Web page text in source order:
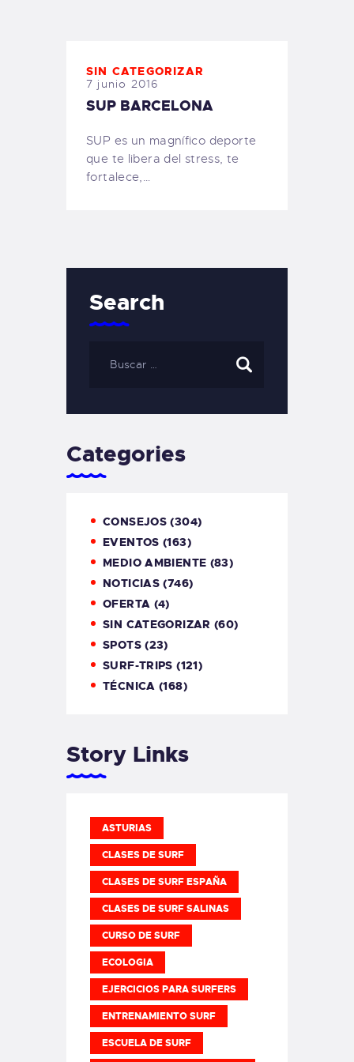
SIN CATEGORIZAR
7 junio 2016
SUP BARCELONA
SUP es un magnífico deporte
que te libera del stress, te
fortalece,…
Search
Categories
CONSEJOS (304)
EVENTOS (163)
MEDIO AMBIENTE (83)
NOTICIAS (746)
OFERTA (4)
SIN CATEGORIZAR (60)
SPOTS(23)
SURF-TRIPS (121)
TÉCNICA (168)
Story Links
ASTURIAS
CLASES DE SURF
CLASES DE SURF ESPAÑA
CLASES DE SURF SALINAS
CURSO DE SURF
ECOLOGIA
EJERCICIOS PARA SURFERS
ENTRENAMIENTO SURF
ESCUELA DE SURF